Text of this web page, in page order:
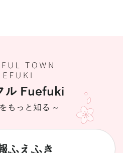
ふえふき